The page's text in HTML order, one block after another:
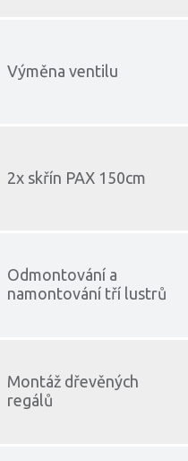
Výměna ventilu
2x skřín PAX 150cm
Odmontování a
namontování tří lustrů
Montáž dřevěných
regálů